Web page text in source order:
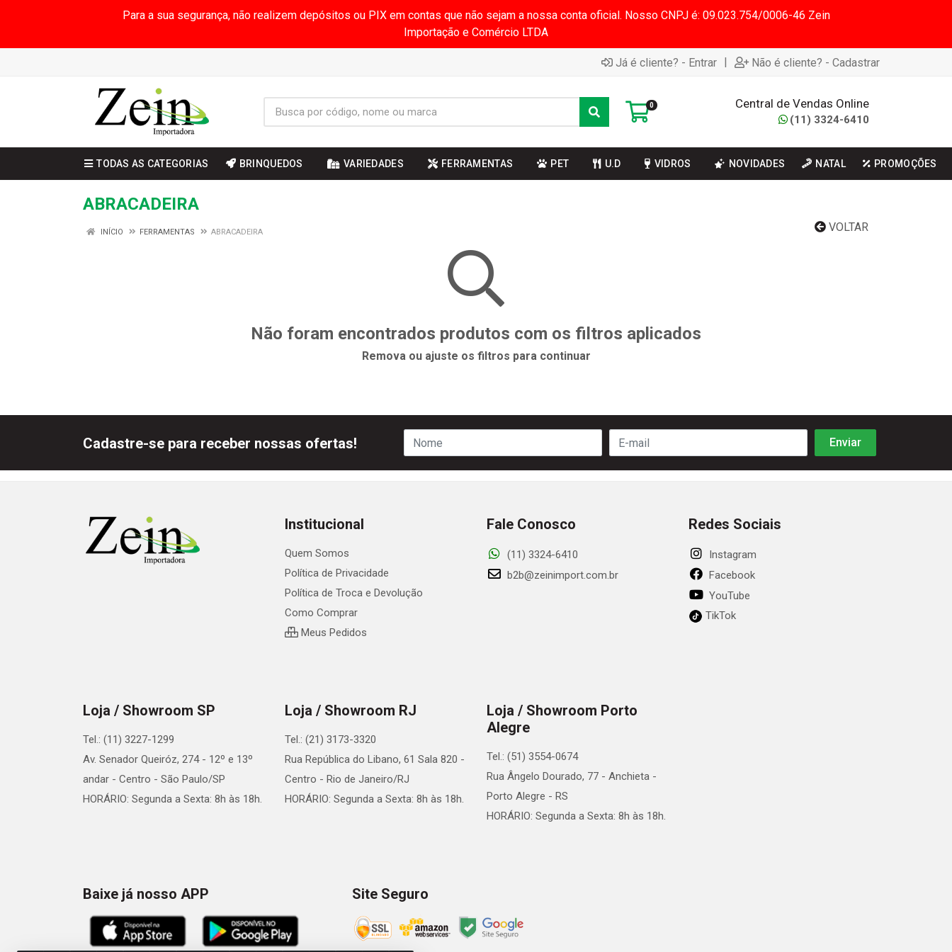
Para a sua segurança, não realizem depósitos ou PIX em contas que não sejam a nossa conta oficial. Nosso CNPJ é: 09.023.754/0006-46 Zein
Importação e Comércio LTDA
Já é cliente? - Entrar | Não é cliente? - Cadastrar
0 Central de Vendas Online
(11) 3324-6410
TODAS AS CATEGORIAS BRINQUEDOS VARIEDADES FERRAMENTAS PET U.D VIDROS NOVIDADES NATAL PROMOÇÕES
ABRACADEIRA
VOLTAR
INÍCIO FERRAMENTAS ABRACADEIRA
Não foram encontrados produtos com os filtros aplicados
Remova ou ajuste os filtros para continuar
Cadastre-se para receber nossas ofertas!
Institucional
Quem Somos
Política de Privacidade
Política de Troca e Devolução
Como Comprar
Meus Pedidos
Fale Conosco
(11) 3324-6410
b2b@zeinimport.com.br
Redes Sociais
Instagram
Facebook
YouTube
TikTok
Loja / Showroom SP
Tel.: (11) 3227-1299
Av. Senador Queiróz, 274 - 12º e 13º
andar - Centro - São Paulo/SP
HORÁRIO: Segunda a Sexta: 8h às 18h.
Loja / Showroom RJ
Tel.: (21) 3173-3320
Rua República do Libano, 61 Sala 820 -
Centro - Rio de Janeiro/RJ
HORÁRIO: Segunda a Sexta: 8h às 18h.
Loja / Showroom Porto
Alegre
Tel.: (51) 3554-0674
Rua Ângelo Dourado, 77 - Anchieta -
Porto Alegre - RS
HORÁRIO: Segunda a Sexta: 8h às 18h.
Baixe já nosso APP Site Seguro